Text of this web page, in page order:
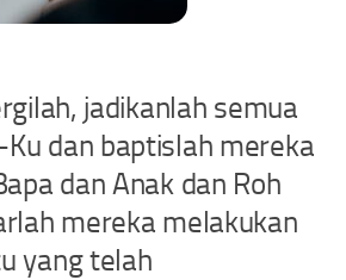
jadikanlah semua
dan baptislah mereka
dan Anak dan Roh
mereka melakukan
yang telah